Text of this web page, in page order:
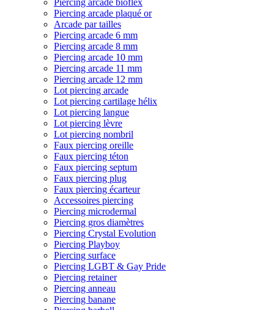
Piercing arcade bioflex
Piercing arcade plaqué or
Arcade par tailles
Piercing arcade 6 mm
Piercing arcade 8 mm
Piercing arcade 10 mm
Piercing arcade 11 mm
Piercing arcade 12 mm
Lot piercing arcade
Lot piercing cartilage hélix
Lot piercing langue
Lot piercing lèvre
Lot piercing nombril
Faux piercing oreille
Faux piercing téton
Faux piercing septum
Faux piercing plug
Faux piercing écarteur
Accessoires piercing
Piercing microdermal
Piercing gros diamètres
Piercing Crystal Evolution
Piercing Playboy
Piercing surface
Piercing LGBT & Gay Pride
Piercing retainer
Piercing anneau
Piercing banane